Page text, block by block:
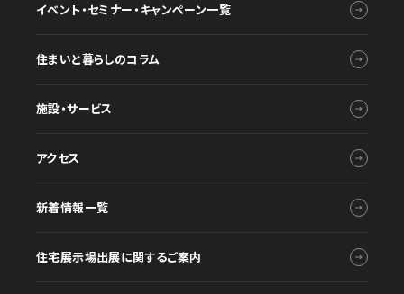
イベント・セミナー・キャンペーン一覧
住まいと暮らしのコラム
施設・サービス
アクセス
新着情報一覧
住宅展示場出展に関するご案内